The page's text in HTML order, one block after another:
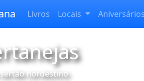
Livros Locais Aniversários
nordestino